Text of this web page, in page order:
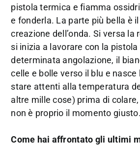
pistola termica e fiamma
e fonderla. La parte più bella è
creazione dell’onda. Si versa la
si inizia a lavorare con la
determinata angolazione, il
celle e bolle verso il blu e nasce
stare attenti alla temperatura
altre mille cose) prima di
non è proprio il momento giusto.
Come hai affrontato gli ultimi